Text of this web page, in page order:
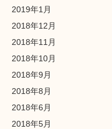
2019年1月
2018年12月
2018年11月
2018年10月
2018年9月
2018年8月
2018年6月
2018年5月